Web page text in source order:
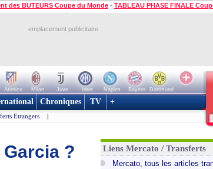
des BUTEURS Coupe du Monde - TABLEAU PHASE FINALE
emplacement publicitaire
Atletico Milan Juve Inter Naples Bayern
Dortmund
Chroniques TV +
Etrangers |
? Liens Mercato / Transferts
Mercato, tous les articles